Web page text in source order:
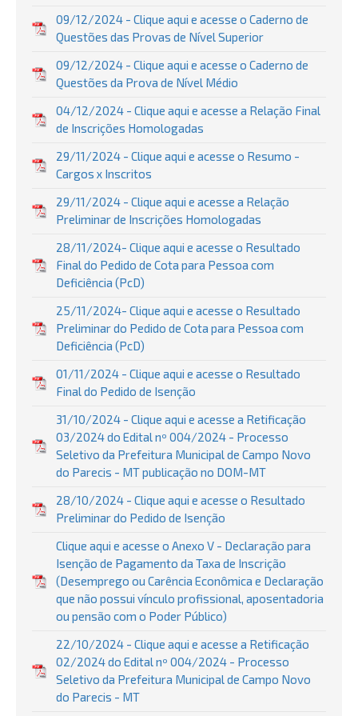
09/12/2024 - Clique aqui e acesse o Caderno de
Questões das Provas de Nível Superior
09/12/2024 - Clique aqui e acesse o Caderno de
Questões da Prova de Nível Médio
04/12/2024 - Clique aqui e acesse a Relação Final
de Inscrições Homologadas
29/11/2024 - Clique aqui e acesse o Resumo -
Cargos x Inscritos
29/11/2024 - Clique aqui e acesse a Relação
Preliminar de Inscrições Homologadas
28/11/2024- Clique aqui e acesse o Resultado
Final do Pedido de Cota para Pessoa com
Deficiência (PcD)
25/11/2024- Clique aqui e acesse o Resultado
Preliminar do Pedido de Cota para Pessoa com
Deficiência (PcD)
01/11/2024 - Clique aqui e acesse o Resultado
Final do Pedido de Isenção
31/10/2024 - Clique aqui e acesse a Retificação
03/2024 do Edital nº 004/2024 - Processo
Seletivo da Prefeitura Municipal de Campo Novo
do Parecis - MT publicação no DOM-MT
28/10/2024 - Clique aqui e acesse o Resultado
Preliminar do Pedido de Isenção
Clique aqui e acesse o Anexo V - Declaração para
Isenção de Pagamento da Taxa de Inscrição
(Desemprego ou Carência Econômica e Declaração
que não possui vínculo profissional, aposentadoria
ou pensão com o Poder Público)
22/10/2024 - Clique aqui e acesse a Retificação
02/2024 do Edital nº 004/2024 - Processo
Seletivo da Prefeitura Municipal de Campo Novo
do Parecis - MT